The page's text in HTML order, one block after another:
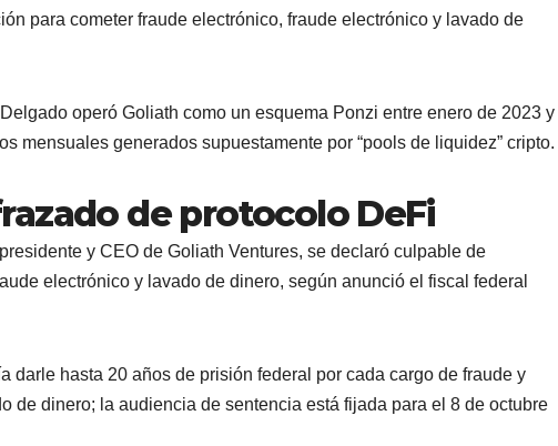
para cometer fraude electrónico, fraude electrónico y lavado de
operó Goliath como un esquema Ponzi entre enero de 2023 y
mensuales generados supuestamente por “pools de liquidez” cripto.
de protocolo DeFi
y CEO de Goliath Ventures, se declaró culpable de
electrónico y lavado de dinero, según anunció el fiscal federal
darle hasta 20 años de prisión federal por cada cargo de fraude y
de dinero; la audiencia de sentencia está fijada para el 8 de octubre